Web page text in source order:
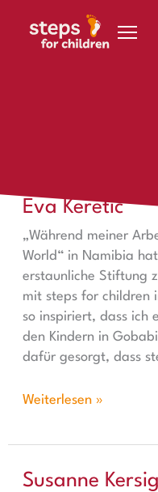
Eva Keretic
„Während meiner
World“ in Namibia
erstaunliche Stiftung
mit steps for children
so inspiriert, dass ich
den Kindern in
dafür gesorgt, dass
Eva Keretic
Weiterlesen »
Susanne Kersig
Susanne Kersig